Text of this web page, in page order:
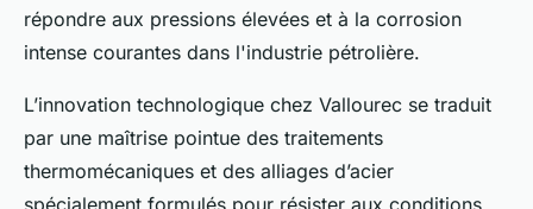
répondre aux pressions élevées et à la corrosion
intense courantes dans l'industrie pétrolière.
L’innovation technologique chez Vallourec se traduit
par une maîtrise pointue des traitements
thermomécaniques et des alliages d’acier